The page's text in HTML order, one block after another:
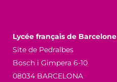
Lycée français de Barcelone
Site de Pedralbes
Bosch i Gimpera 6-10
08034 BARCELONA